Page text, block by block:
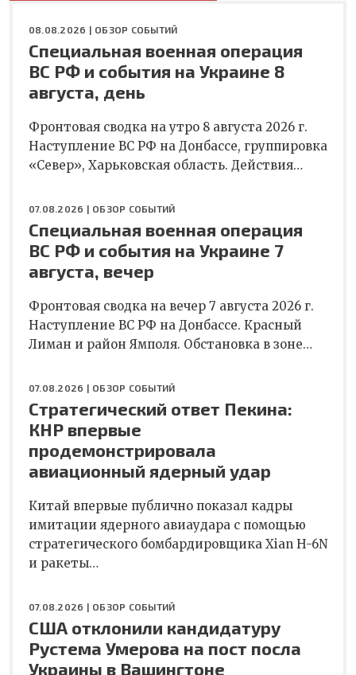
08.08.2026 | ОБЗОР СОБЫТИЙ
Специальная военная операция
ВС РФ и события на Украине 8
августа, день
Фронтовая сводка на утро 8 августа 2026 г.
Наступление ВС РФ на Донбассе, группировка
«Север», Харьковская область. Действия…
07.08.2026 | ОБЗОР СОБЫТИЙ
Специальная военная операция
ВС РФ и события на Украине 7
августа, вечер
Фронтовая сводка на вечер 7 августа 2026 г.
Наступление ВС РФ на Донбассе. Красный
Лиман и район Ямполя. Обстановка в зоне…
07.08.2026 | ОБЗОР СОБЫТИЙ
Стратегический ответ Пекина:
КНР впервые
продемонстрировала
авиационный ядерный удар
Китай впервые публично показал кадры
имитации ядерного авиаудара с помощью
стратегического бомбардировщика Xian H-6N
и ракеты…
07.08.2026 | ОБЗОР СОБЫТИЙ
США отклонили кандидатуру
Рустема Умерова на пост посла
Украины в Вашингтоне